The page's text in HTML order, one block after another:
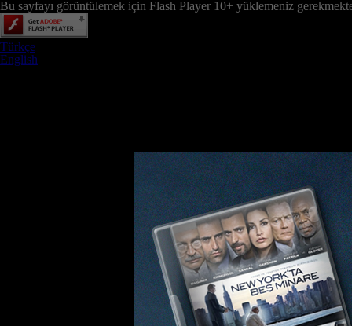
Bu sayfayı görüntülemek için Flash Player 10+ yüklemeniz
Türkçe
English